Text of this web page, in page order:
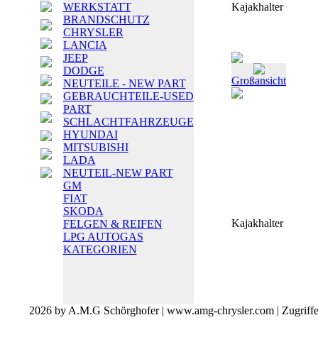
WERKSTATT
BRANDSCHUTZ
CHRYSLER
LANCIA
JEEP
DODGE
NEUTEILE - NEW PART
GEBRAUCHTEILE-USED
PART
SCHLACHTFAHRZEUGE
HYUNDAI
MITSUBISHI
LADA
NEUTEIL-NEW PART
GM
FIAT
SKODA
FELGEN & REIFEN
LPG AUTOGAS
KATEGORIEN
Kajakhalter
Großansicht
Kajakhalter
2026 by A.M.G Schörghofer | www.amg-chrysler.com |